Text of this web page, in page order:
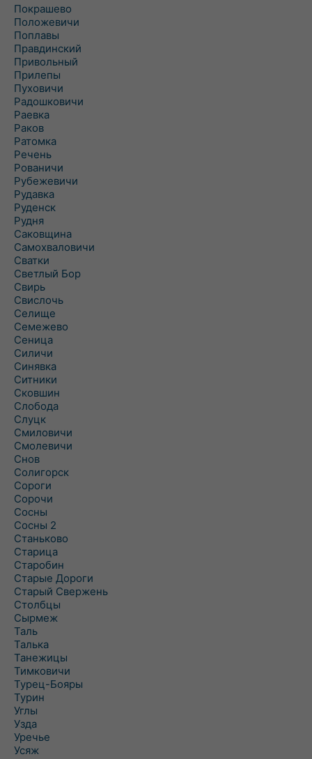
Покрашево
Положевичи
Поплавы
Правдинский
Привольный
Прилепы
Пуховичи
Радошковичи
Раевка
Раков
Ратомка
Речень
Рованичи
Рубежевичи
Рудавка
Руденск
Рудня
Саковщина
Самохваловичи
Сватки
Светлый Бор
Свирь
Свислочь
Селище
Семежево
Сеница
Силичи
Синявка
Ситники
Сковшин
Слобода
Слуцк
Смиловичи
Смолевичи
Снов
Солигорск
Сороги
Сорочи
Сосны
Сосны 2
Станьково
Старица
Старобин
Старые Дороги
Старый Свержень
Столбцы
Сырмеж
Таль
Талька
Танежицы
Тимковичи
Турец-Бояры
Турин
Углы
Узда
Уречье
Усяж